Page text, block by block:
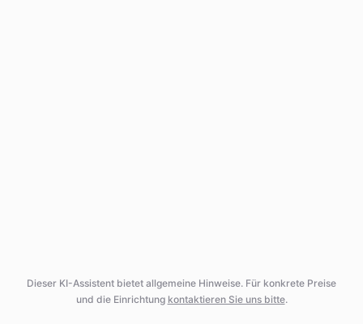
Dieser KI-Assistent bietet allgemeine Hinweise. Für konkrete Preise
und die Einrichtung kontaktieren Sie uns bitte.